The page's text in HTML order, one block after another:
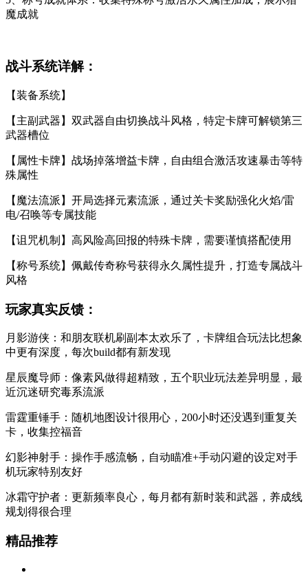
魔成就
战斗系统详解：
【装备系统】
【主副武器】双武器自由切换战斗风格，特定卡牌可解锁第三
武器槽位
【属性卡牌】战场掉落增益卡牌，自由组合激活攻速暴击等特
殊属性
【魔法流派】开局选择元素流派，通过关卡奖励强化火焰/雷
电/召唤等专属技能
【诅咒机制】高风险高回报的特殊卡牌，需要谨慎搭配使用
【称号系统】佩戴传奇称号获得永久属性提升，打造专属战斗
风格
玩家真实反馈：
月影游侠：和朋友联机刷副本太欢乐了，卡牌组合玩法比想象
中更有深度，每次build都有新发现
星辰魔导师：像素风做得超精致，五个职业玩法差异明显，最
近沉迷研究毒系流派
雷霆重锤手：随机地图设计很用心，200小时还没遇到重复关
卡，收集控福音
幻影神射手：操作手感流畅，自动瞄准+手动闪避的设定对手
机玩家特别友好
冰霜守护者：更新频率良心，每月都有新时装和武器，养成线
规划得很合理
精品推荐